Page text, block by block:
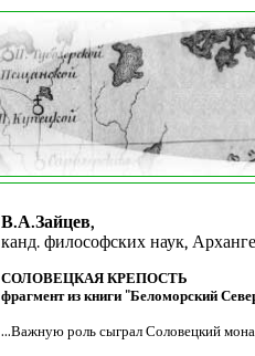
В.А.Зайцев,
канд. философских наук,
СОЛОВЕЦКАЯ КРЕПОСТЬ
фрагмент из книги "Беломорский
...Важную роль сыграл Соловецкий